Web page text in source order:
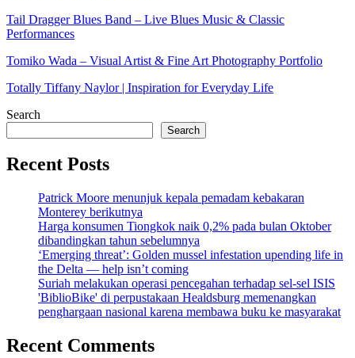
Tail Dragger Blues Band – Live Blues Music & Classic
Performances
Tomiko Wada – Visual Artist & Fine Art Photography Portfolio
Totally Tiffany Naylor | Inspiration for Everyday Life
Search
Search
Recent Posts
Patrick Moore menunjuk kepala pemadam kebakaran
Monterey berikutnya
Harga konsumen Tiongkok naik 0,2% pada bulan Oktober
dibandingkan tahun sebelumnya
‘Emerging threat’: Golden mussel infestation upending life in
the Delta — help isn’t coming
Suriah melakukan operasi pencegahan terhadap sel-sel ISIS
'BiblioBike' di perpustakaan Healdsburg memenangkan
penghargaan nasional karena membawa buku ke masyarakat
Recent Comments